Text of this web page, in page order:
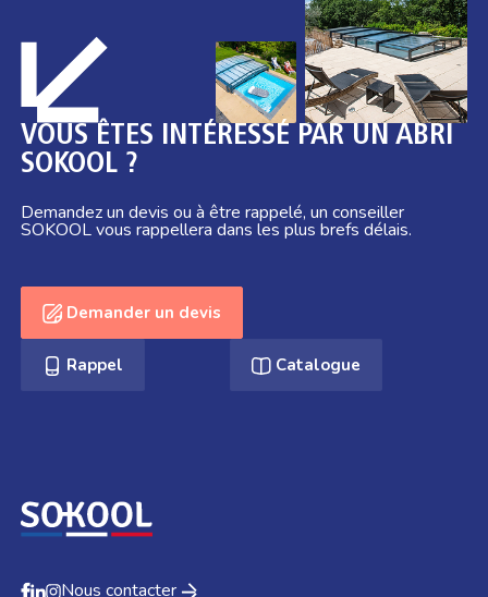
VOUS ÊTES INTÉRESSÉ PAR UN ABRI
SOKOOL ?
Demandez un devis ou à être rappelé, un conseiller
SOKOOL vous rappellera dans les plus brefs délais.
Demander un devis
Rappel Catalogue
Nous contacter